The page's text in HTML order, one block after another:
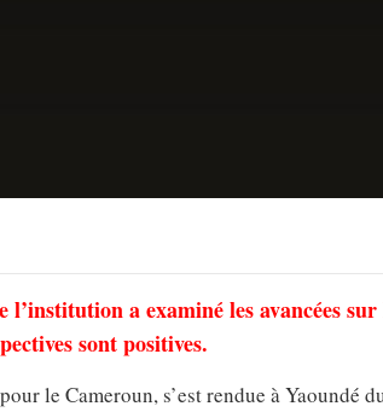
a examiné les avancées
sont positives.
le Cameroun, s’est rendue à Yaoundé